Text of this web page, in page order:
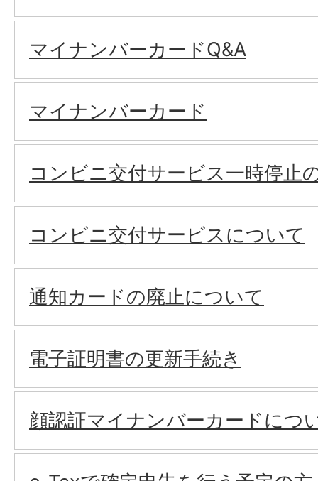
マイナンバーカードQ&A
マイナンバーカード
コンビニ交付サービス一時停止
コンビニ交付サービスについて
通知カードの廃止について
電子証明書の更新手続き
顔認証マイナンバーカードにつ